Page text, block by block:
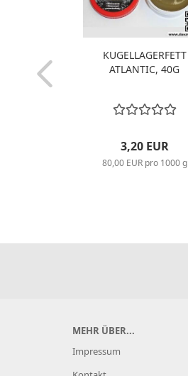
KUGELLAGERFETT
ATLANTIC, 40G
3,20 EUR
80,00 EUR pro 1000 g
MEHR ÜBER...
Impressum